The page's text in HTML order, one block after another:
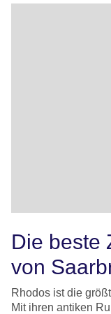
Die beste
von
Rhodos ist die
Mit ihren antiken